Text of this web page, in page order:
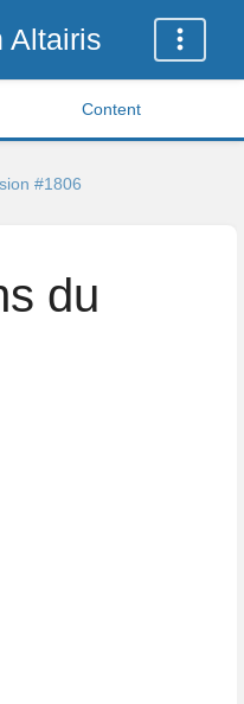
Altairis
Content
#1806
du